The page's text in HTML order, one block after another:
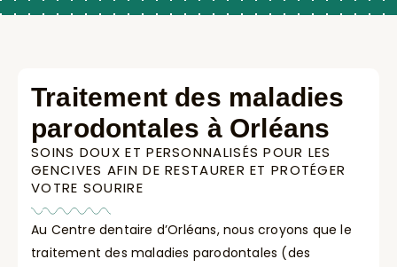
Traitement des maladies
parodontales à Orléans
SOINS DOUX ET PERSONNALISÉS POUR LES
GENCIVES AFIN DE RESTAURER ET PROTÉGER
VOTRE SOURIRE
Au Centre dentaire d’Orléans, nous croyons que le
traitement des maladies parodontales (des